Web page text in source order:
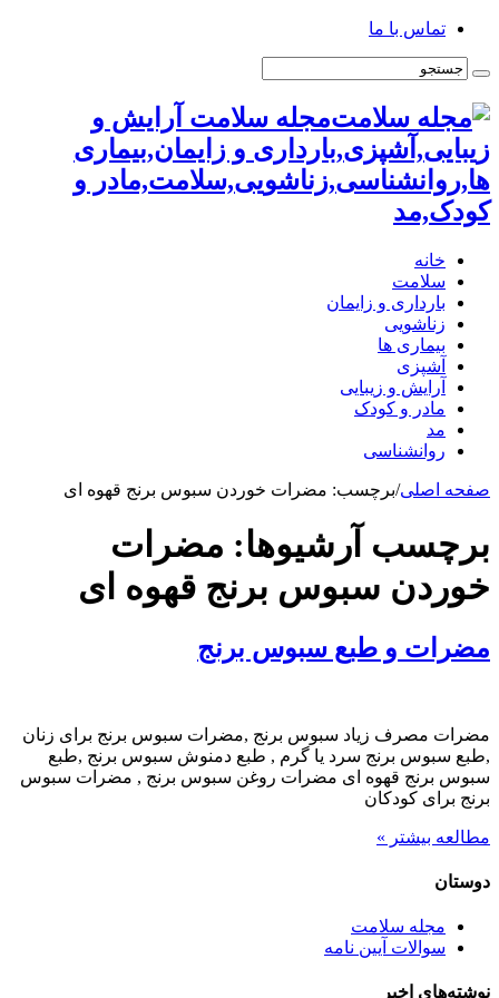
تماس با ما
مجله سلامت آرایش و
زیبایی,آشپزی,بارداری و زایمان,بیماری
ها,روانشناسی,زناشویی,سلامت,مادر و
کودک,مد
خانه
سلامت
بارداری و زایمان
زناشویی
بیماری ها
آشپزی
آرایش و زیبایی
مادر و کودک
مد
روانشناسی
صفحه اصلی/برچسب: مضرات خوردن سبوس برنج قهوه ای
برچسب آرشیوها: مضرات
خوردن سبوس برنج قهوه ای
مضرات و طبع سبوس برنج
مضرات مصرف زیاد سبوس برنج ,مضرات سبوس برنج برای زنان
,طبع سبوس برنج سرد یا گرم , طبع دمنوش سبوس برنج ,طبع
سبوس برنج قهوه ای مضرات روغن سبوس برنج , مضرات سبوس
برنج برای کودکان
مطالعه بیشتر »
دوستان
مجله سلامت
سوالات آیین نامه
نوشته‌های اخیر